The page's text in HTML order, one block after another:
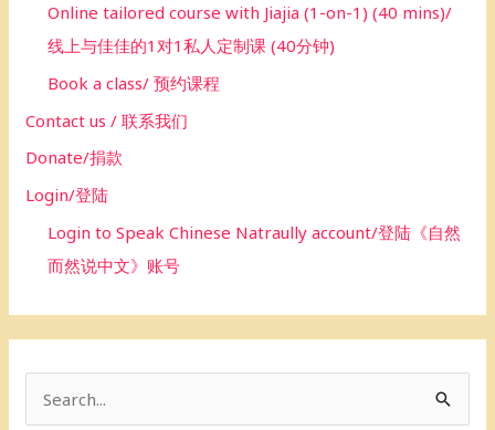
Online tailored course with Jiajia (1-on-1) (40 mins)/
线上与佳佳的1对1私人定制课 (40分钟)
Book a class/ 预约课程
Contact us / 联系我们
Donate/捐款
Login/登陆
Login to Speak Chinese Natraully account/登陆《自然
而然说中文》账号